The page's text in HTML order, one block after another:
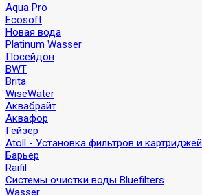
Aqua Pro
Ecosoft
Новая вода
Platinum Wasser
Посейдон
BWT
Brita
WiseWater
Аквабрайт
Аквафор
Гейзер
Atoll - Установка фильтров и картриджей
Барьер
Raifil
Системы очистки воды Bluefilters
Wasser